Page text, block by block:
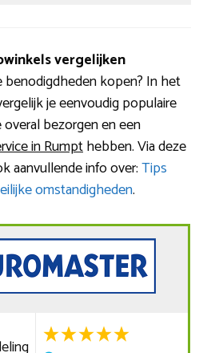
vergelijken
benodigdheden kopen? In het
je eenvoudig populaire
bezorgen en een
in Rumpthebben. Via deze
aanvullende info over:Tips
omstandigheden.